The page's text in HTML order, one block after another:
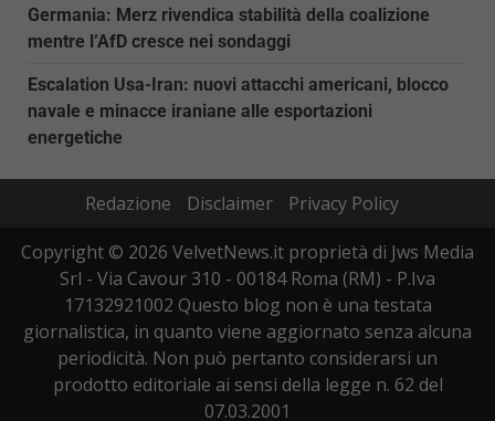
Germania: Merz rivendica stabilità della coalizione
mentre l’AfD cresce nei sondaggi
Escalation Usa-Iran: nuovi attacchi americani, blocco
navale e minacce iraniane alle esportazioni
energetiche
Redazione Disclaimer
Privacy Policy
Copyright © 2026 VelvetNews.it proprietà di Jws Media
Srl - Via Cavour 310 - 00184 Roma (RM) - P.Iva
17132921002 Questo blog non è una testata
giornalistica, in quanto viene aggiornato senza alcuna
periodicità. Non può pertanto considerarsi un
prodotto editoriale ai sensi della legge n. 62 del
07.03.2001